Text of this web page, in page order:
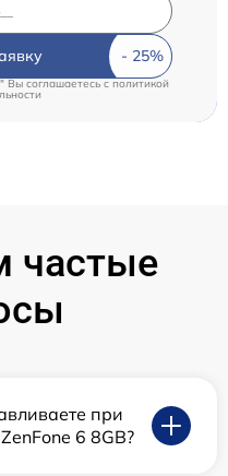
Вы соглашаетесь c политикой
частые
при
6 8GB?